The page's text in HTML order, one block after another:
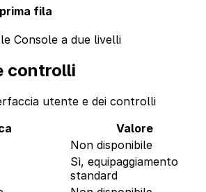
fila
Console a due livelli
controlli
utente e dei controlli
Valore
Non disponibile
Sì, equipaggiamento
standard